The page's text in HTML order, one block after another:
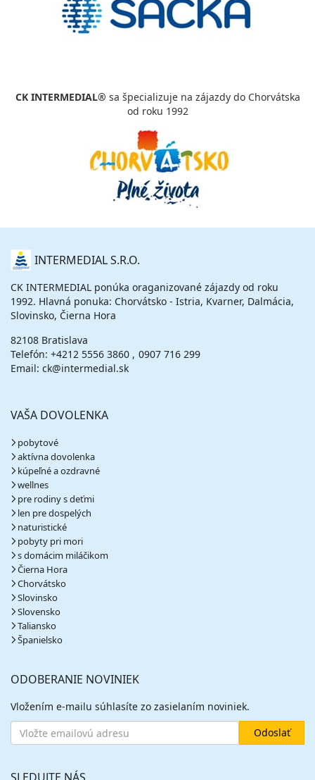
CK INTERMEDIAL® sa špecializuje na zájazdy do Chorvátska
od roku 1992
O
NÁS INTERMEDIAL S.R.O.
CK INTERMEDIAL ponúka oraganizované zájazdy od roku
1992. Hlavná ponuka: Chorvátsko - Istria, Kvarner, Dalmácia,
Slovinsko, Čierna Hora
82108 Bratislava
Telefón: +4212 5556 3860
0907 716 299
Email: ck@intermedial.sk
VAŠA DOVOLENKA
pobytové
aktívna dovolenka
kúpeľné a ozdravné
wellnes
pre rodiny s deťmi
len pre dospelých
naturistické
pobyty pri mori
s domácim miláčikom
Čierna Hora
Chorvátsko
Slovinsko
Slovensko
Taliansko
Španielsko
ODOBERANIE NOVINIEK
Vložením e-mailu súhlasíte zo zasielaním noviniek.